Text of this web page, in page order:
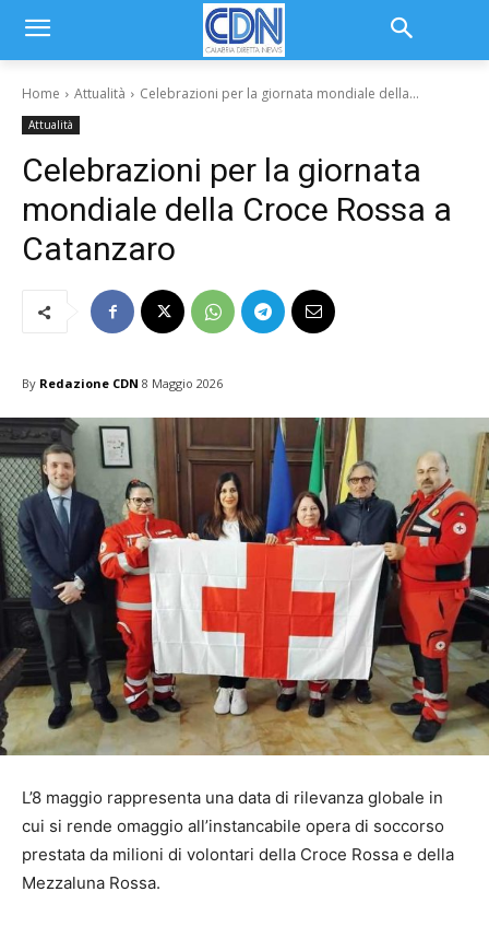
Home Attualità Celebrazioni per la giornata mondiale della...
Attualità
Celebrazioni per la giornata
mondiale della Croce Rossa a
Catanzaro
By Redazione CDN 8 Maggio 2026
L’8 maggio rappresenta una data di rilevanza globale in
cui si rende omaggio all’instancabile opera di soccorso
prestata da milioni di volontari della Croce Rossa e della
Mezzaluna Rossa.